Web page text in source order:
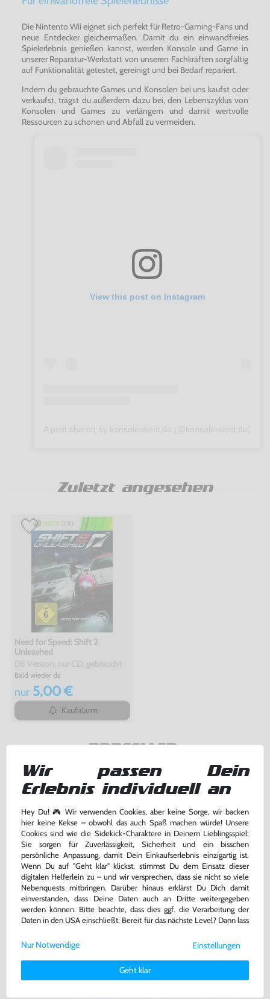
deiner Rennkarriere Status, Bilder, Videos und vieles mehr
Herausforderungen, die auf den Aktivitäten deiner Freunde
im Spiel basieren, und heize die Konkurrenz offline und
online richtig an.
- Tune deinen Wagen für die Show, oder tune ihn, um zu
Hochleistungssportwagen
der Welt in deine ganz persönlichen Fahrmaschinen. Nutze
dazu schier grenzenlose Tuningmöglichkeiten, von Motor-
über Karosserie- bis hin zu Fahrwerksoptionen und vielem
Die Nintento Wii eignet sich perfekt für Retro-Gaming-Fans und
neue Entdecker gleichermaßen. Damit du ein einwandfreies
Spielerlebnis genießen kannst, werden Konsole und Game in
unserer Reparatur-Werkstatt von unseren Fachkräften sorgfältig
auf Funktionalität getestet, gereinigt und bei Bedarf repariert.
Indem du gebrauchte Games und Konsolen bei uns kaufst oder
verkaufst, trägst du außerdem dazu bei, den Lebenszyklus von
Konsolen und Games zu verlängern und damit wertvolle
Ressourcen zu schonen und Abfall zu vermeiden.
View this post on Instagram
Zuletzt angesehen
Need for Speed: Shift 2
Unleashed
Bald wieder da
nur5,00 €
Kaufalarm
TOPSELLER
Halo 4
nur5,00 €
Warenkorb
FIFA 12
5,99 €
jetzt nur0,40 €
Warenkorb
Wir passen Dein
Erlebnis individuell an
Hey Du! 🎮 Wir verwenden Cookies, aber keine Sorge, wir backen
hier keine Kekse – obwohl das auch Spaß machen würde! Unsere
Cookies sind wie die Sidekick-Charaktere in Deinem Lieblingsspiel:
Sie sorgen für Zuverlässigkeit, Sicherheit und ein bisschen
persönliche Anpassung, damit Dein Einkaufserlebnis einzigartig ist.
Wenn Du auf "Geht klar" klickst, stimmst Du dem Einsatz dieser
digitalen Helferlein zu – und wir versprechen, dass sie nicht so viele
Nebenquests mitbringen. Darüber hinaus erklärst Du Dich damit
einverstanden, dass Deine Daten auch an Dritte weitergegeben
werden können. Bitte beachte, dass dies ggf. die Verarbeitung der
Daten in den USA einschließt. Bereit für das nächste Level? Dann lass
Weitere Informationen zu den von uns verwendeten Cookies und
Deinen Rechten als Nutzer findest Du in unsererDaten­schutz­
Impressum.
Einstellungen
Geht klar
Nur Notwendige